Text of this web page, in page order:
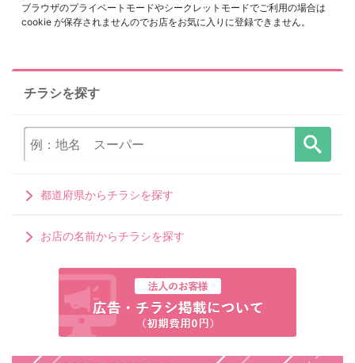
ブラウザのプライベートモードやシークレットモードでご利用の場合は
cookie が保存されませんのでお店をお気に入りに登録できません。
チラシを探す
都道府県からチラシを探す
お店の名前からチラシを探す